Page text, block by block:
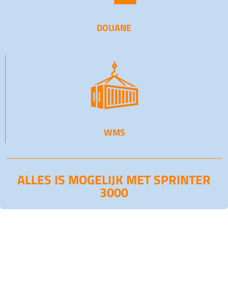
DOUANE
WMS
ALLES IS MOGELIJK MET SPRINTER
3000